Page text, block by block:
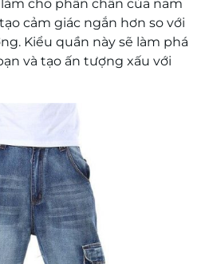
cho phần chân của nam
cảm giác ngắn hơn so với
Kiểu quần này sẽ làm phá
và tạo ấn tượng xấu với